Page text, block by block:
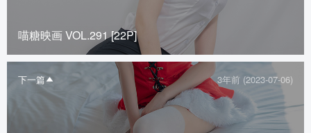
喵糖映画 VOL.291 [22P]
下一篇 3年前 (2023-07-06)